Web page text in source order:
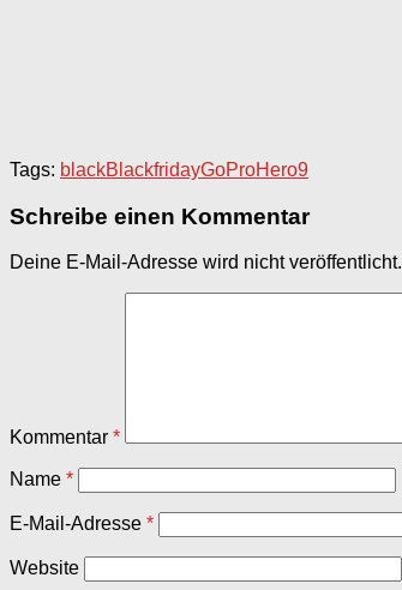
Tags: blackBlackfridayGoProHero9
Schreibe einen Kommentar
Deine E-Mail-Adresse wird nicht veröffentlicht.
Kommentar *
Name *
E-Mail-Adresse *
Website